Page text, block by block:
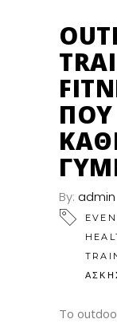
ΠΟΥ
By: admin
Το